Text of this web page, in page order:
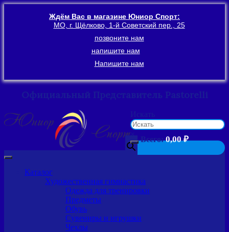
Ждём Вас в магазине Юниор Спорт:
МО, г. Щёлково, 1-й Советский пер., 25
позвоните нам
напишите нам
Напишите нам
Официальный Представитель Pastorelli
Перейти
к
содержимому
Искать
×
Всего:0,00₽
Каталог
Художественная гимнастика
Одежда для тренировки
Предметы
Обувь
Сувениры и игрушки
Чехлы